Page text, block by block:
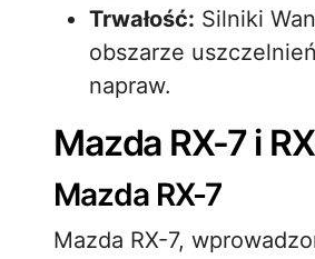
Trwałość: Silniki
obszarze
napraw.
Mazda RX-7 i
Mazda RX-7
Mazda RX-7,